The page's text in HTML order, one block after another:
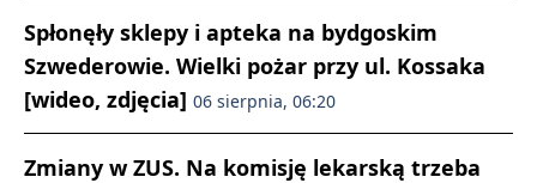
Spłonęły sklepy i apteka na bydgoskim
Szwederowie. Wielki pożar przy ul. Kossaka
[wideo, zdjęcia] 06 sierpnia, 06:20
Zmiany w ZUS. Na komisję lekarską trzeba